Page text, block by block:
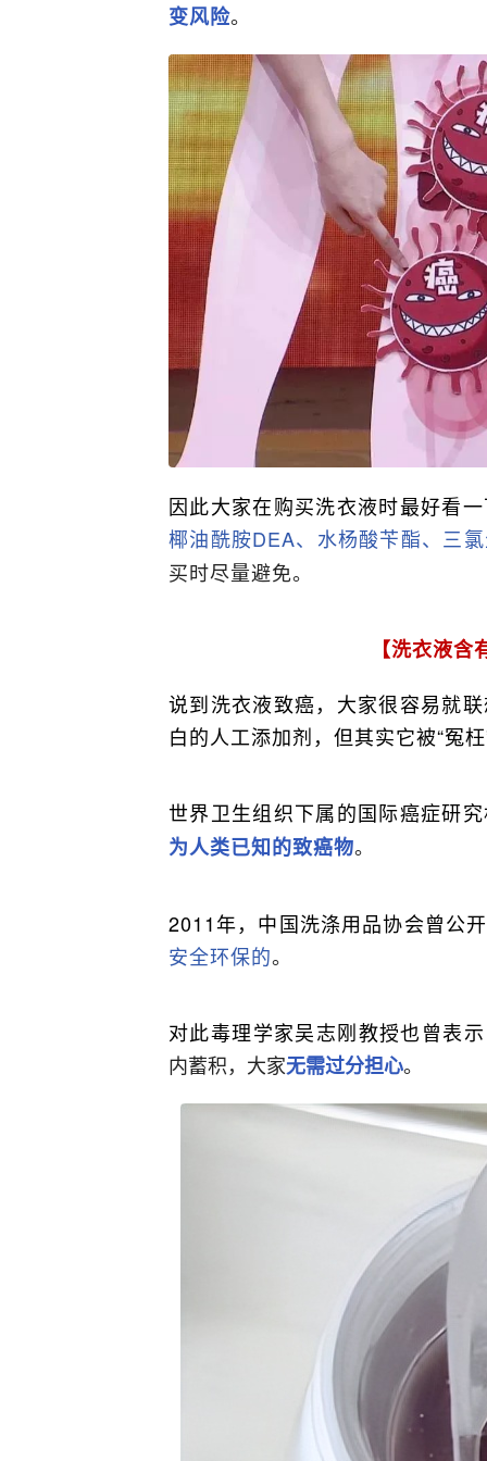
变风险。
因此大家在购买洗衣液时最好看
椰油酰胺DEA、水杨酸苄酯、三
买时尽量避免。
【洗衣液
说到洗衣液致癌，大家很容易就
白的人工添加剂，但其实它被“冤
世界卫生组织下属的国际癌症研
为人类已知的致癌物。
2011年，中国洗涤用品协会曾公
安全环保的。
对此毒理学家吴志刚教授也曾表
内蓄积，大家无需过分担心。